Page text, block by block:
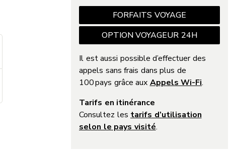
FORFAITS VOYAGE
OPTION VOYAGEUR 24H
Il est aussi possible d’effectuer des
appels sans frais dans plus de
100 pays grâce aux Appels Wi-Fi.
Tarifs en itinérance
Consultez les tarifs d’utilisation
selon le pays visité.